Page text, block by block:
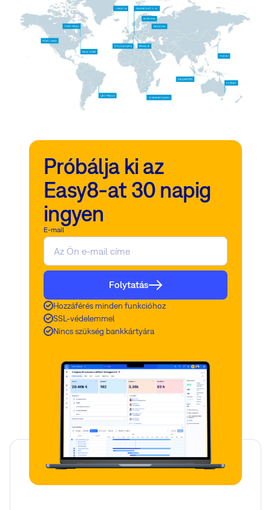
Próbálja ki az
Easy8-at 30 napig
ingyen
E-mail
Folytatás
Hozzáférés minden funkcióhoz
SSL-védelemmel
Nincs szükség bankkártyára